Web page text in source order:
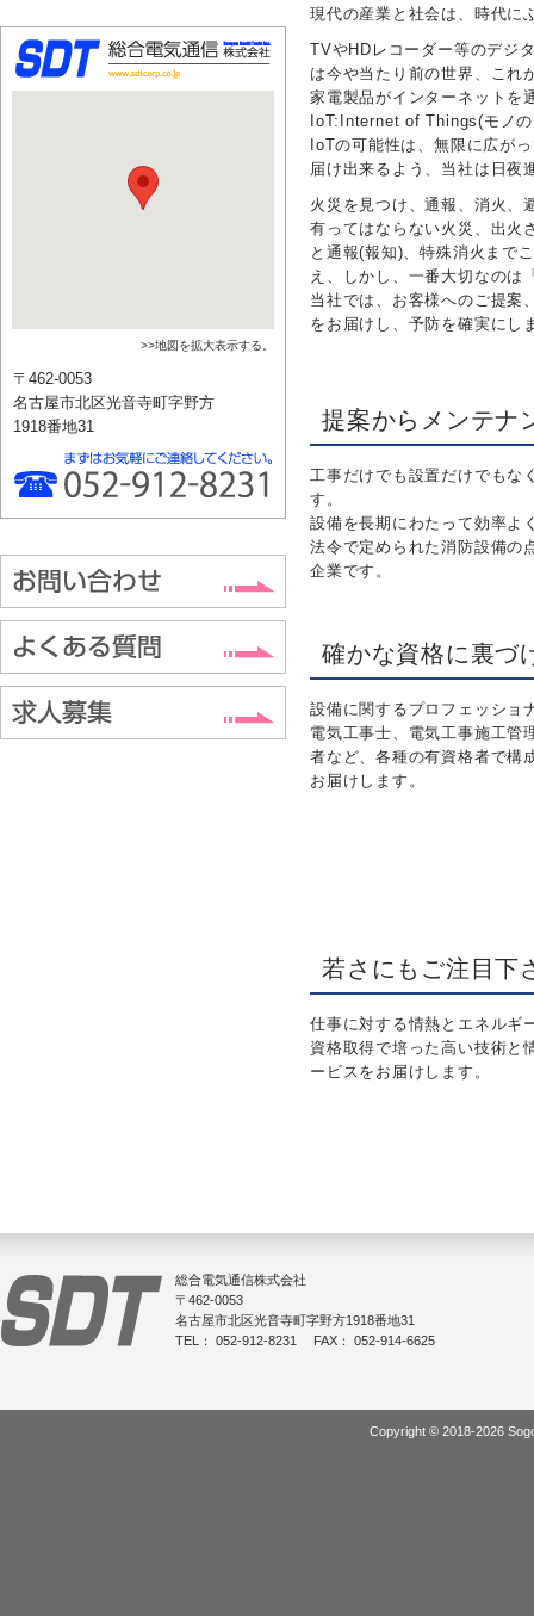
現代の産業と社会は、時代に
TVやHDレコーダー等のデジ
は今や当たり前の世界、これ
家電製品がインターネットを
IoT:Internet of Things(モノ
IoTの可能性は、無限に広が
届け出来るよう、当社は日夜
火災を見つけ、通報、消火、
有ってはならない火災、出火
と通報(報知)、特殊消火まで
え、しかし、⼀番大切なのは
当社では、お客様へのご提案
をお届けし、予防を確実にし
提案からメンテナ
工事だけでも設置だけでもな
す。
設備を長期にわたって効率よ
法令で定められた消防設備の
企業です。
確かな資格に裏づ
設備に関するプロフェッショ
電気工事士、電気工事施工管
者など、各種の有資格者で構
お届けします。
若さにもご注目下
仕事に対する情熱とエネルギ
資格取得で培った高い技術と
ービスをお届けします。
>>地図を拡大表示する。
〒462-0053
名古屋市北区光音寺町字野方
1918番地31
総合電気通信株式会社
〒462-0053
名古屋市北区光音寺町字野方1918番地31
TEL：
052-912-8231 FAX： 052-914-6625
Copyright © 2018-2026